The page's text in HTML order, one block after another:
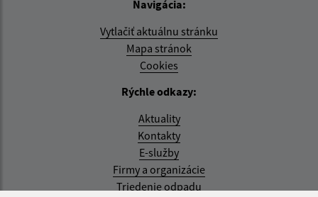
Navigácia:
Vytlačiť aktuálnu stránku
Mapa stránok
Cookies
Rýchle odkazy:
Aktuality
Kontakty
E-služby
Firmy a organizácie
Triedenie odpadu